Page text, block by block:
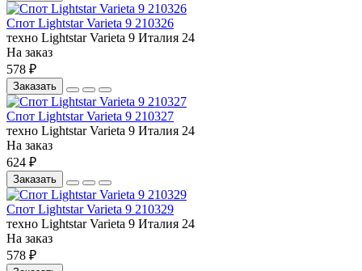
Спот Lightstar Varieta 9 210326
техно Lightstar Varieta 9 Италия 24
На заказ
578 ₽
Заказать
Спот Lightstar Varieta 9 210327
техно Lightstar Varieta 9 Италия 24
На заказ
624 ₽
Заказать
Спот Lightstar Varieta 9 210329
техно Lightstar Varieta 9 Италия 24
На заказ
578 ₽